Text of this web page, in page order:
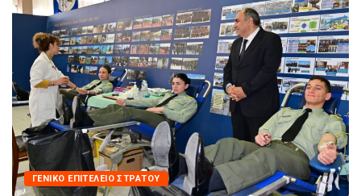
ΓΕΝΙΚΌ ΕΠΙΤΕΛΕΊΟ ΣΤΡΑΤΟΎ